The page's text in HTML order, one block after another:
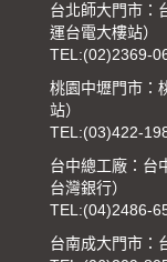
台北師大門市：
運台電大樓站）
TEL:(02)2369-
桃園中壢門市：
站）
TEL:(03)422-
台中總工廠：台
台灣銀行）
TEL:(04)2486-
台南成大門市：